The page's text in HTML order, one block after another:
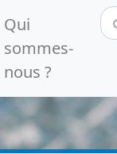
Qui
sommes-
nous ?